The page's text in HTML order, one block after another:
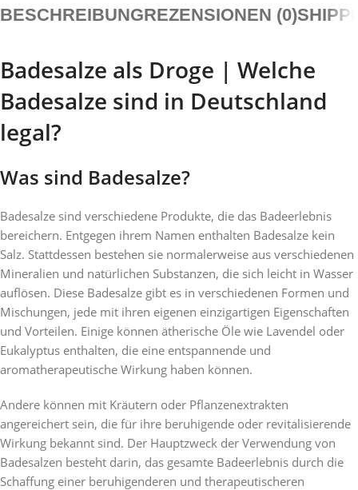
BESCHREIBUNGREZENSIONEN (0)
Badesalze als Droge | Welche
Badesalze sind in Deutschland
legal?
Was sind Badesalze?
Badesalze sind verschiedene Produkte, die das Badeerlebnis
bereichern. Entgegen ihrem Namen enthalten Badesalze kein
Salz. Stattdessen bestehen sie normalerweise aus verschiedenen
Mineralien und natürlichen Substanzen, die sich leicht in Wasser
auflösen. Diese Badesalze gibt es in verschiedenen Formen und
Mischungen, jede mit ihren eigenen einzigartigen Eigenschaften
und Vorteilen. Einige können ätherische Öle wie Lavendel oder
Eukalyptus enthalten, die eine entspannende und
aromatherapeutische Wirkung haben können.
Andere können mit Kräutern oder Pflanzenextrakten
angereichert sein, die für ihre beruhigende oder revitalisierende
Wirkung bekannt sind. Der Hauptzweck der Verwendung von
Badesalzen besteht darin, das gesamte Badeerlebnis durch die
Schaffung einer beruhigenderen und therapeutischeren